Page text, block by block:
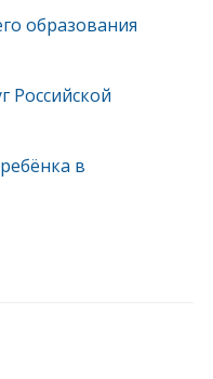
образования
Российской
в